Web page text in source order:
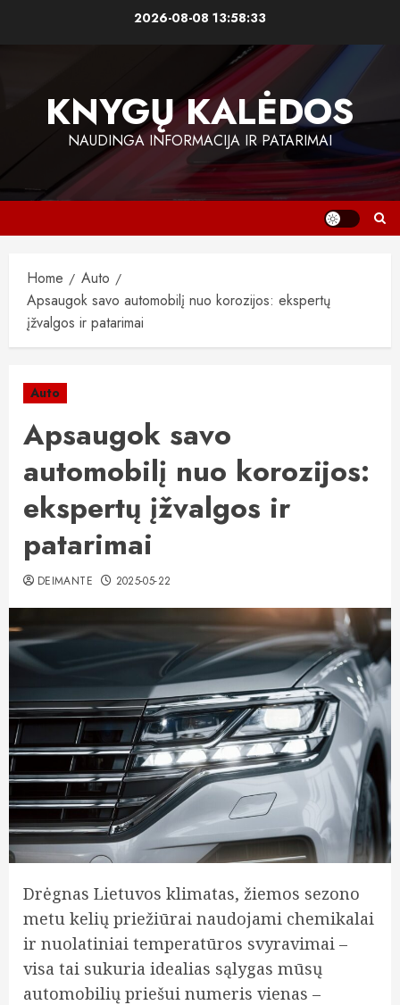
2026-08-08 13:58:34
KNYGŲ KALĖDOS
NAUDINGA INFORMACIJA IR PATARIMAI
Home
Auto
Apsaugok savo automobilį nuo korozijos: ekspertų
įžvalgos ir patarimai
Auto
Apsaugok savo
automobilį nuo korozijos:
ekspertų įžvalgos ir
patarimai
DEIMANTE 2025-05-22
Drėgnas Lietuvos klimatas, žiemos sezono
metu kelių priežiūrai naudojami chemikalai
ir nuolatiniai temperatūros svyravimai –
visa tai sukuria idealias sąlygas mūsų
automobilių priešui numeris vienas –